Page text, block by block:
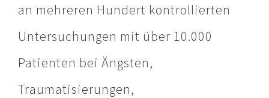
an mehreren Hundert kontrollierten
Untersuchungen mit über 10.000
Patienten bei Ängsten,
Traumatisierungen,